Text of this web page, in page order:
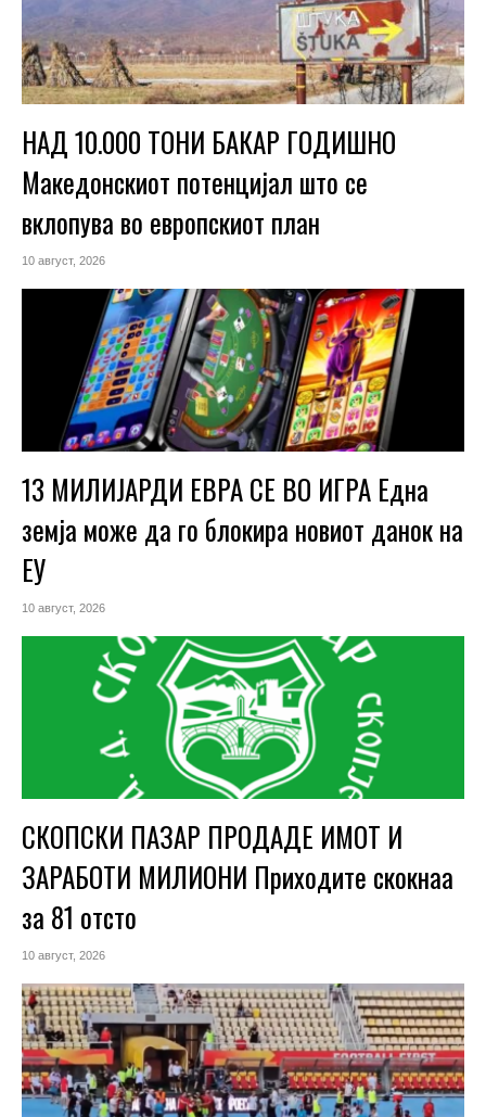
НАД 10.000 ТОНИ БАКАР ГОДИШНО
Македонскиот потенцијал што се
вклопува во европскиот план
10 август, 2026
13 МИЛИЈАРДИ ЕВРА СЕ ВО ИГРА Една
земја може да го блокира новиот данок на
ЕУ
10 август, 2026
СКОПСКИ ПАЗАР ПРОДАДЕ ИМОТ И
ЗАРАБОТИ МИЛИОНИ Приходите скокнаа
за 81 отсто
10 август, 2026